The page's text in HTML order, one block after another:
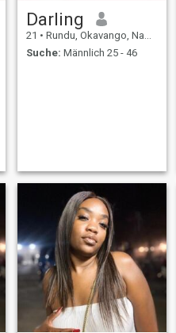
Darling
21 • Rundu, Okavango, Namibia
Suche: Männlich 25 - 46